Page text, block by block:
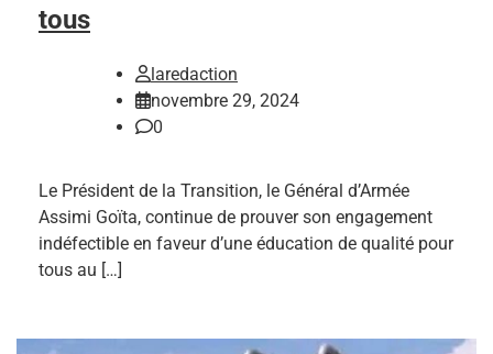
tous
laredaction
novembre 29, 2024
0
Le Président de la Transition, le Général d’Armée
Assimi Goïta, continue de prouver son engagement
indéfectible en faveur d’une éducation de qualité pour
tous au […]